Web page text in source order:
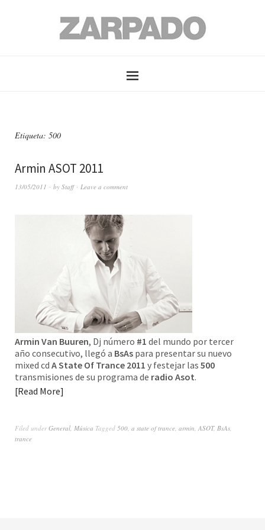
Etiqueta: 500
Armin ASOT 2011
13/05/2011 by Staff Leave a comment
Armin Van Buuren, Dj número #1 del mundo por tercer
año consecutivo, llegó a BsAs para presentar su nuevo
mixed cd A State Of Trance 2011 y festejar las 500
transmisiones de su programa de radio Asot.
Read More
Filed underGeneral, Música Tagged 500, a state of trance, armin, ASOT, BsAs,
trance